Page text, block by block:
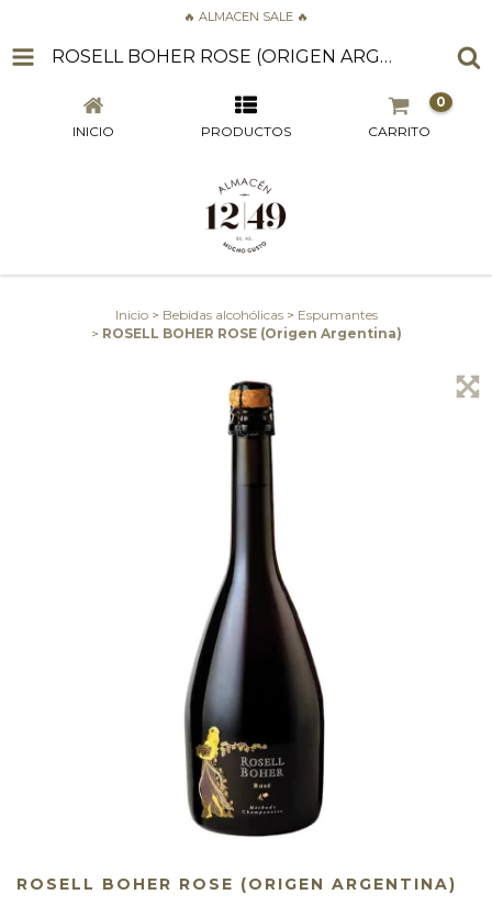
🔥 ALMACEN SALE 🔥
ROSELL BOHER ROSE (ORIGEN ARGENTINA)
INICIO PRODUCTOS CARRITO
0
Inicio > Bebidas alcohólicas > Espumantes
> ROSELL BOHER ROSE (Origen Argentina)
ROSELL BOHER ROSE (ORIGEN ARGENTINA)